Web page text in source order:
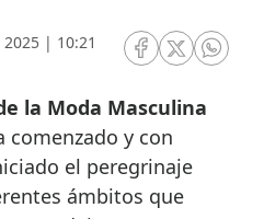
| 10:21
RRSS Facebook
RRSSRRSS
la Moda Masculina
comenzado y con
el peregrinaje
ámbitos que